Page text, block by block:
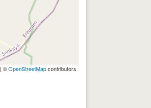
| ©OpenStreetMapcontributors